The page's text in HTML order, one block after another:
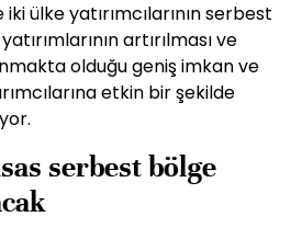
ülke yatırımcılarının serbest
artırılması ve
olduğu geniş imkan ve
etkin bir şekilde
serbest bölge